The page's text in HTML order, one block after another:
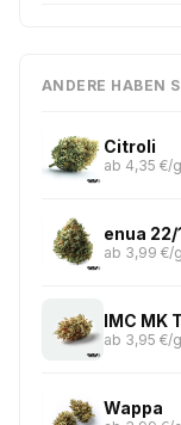
ANDERE HABEN
Citroli
ab 4,35 €/g
enua 22/
ab 3,99 €/g
IMC MK
ab 3,95 €/g
Wappa